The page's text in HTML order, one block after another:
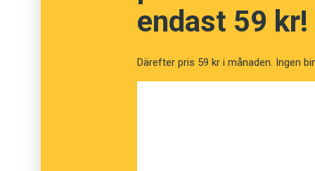
omgivningen och/eller erbjuda tekniska
syndroms hälsa. Resultaten är på flera sätt
endast 59 kr!
Därefter pris 59 kr i månaden. Ingen